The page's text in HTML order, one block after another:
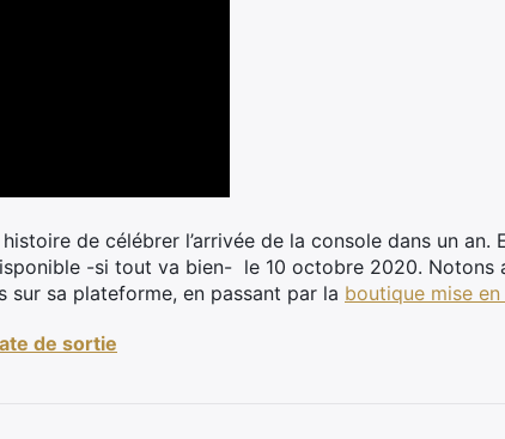
de célébrer l’arrivée de la console dans un an.
-si tout va bien- le 10 octobre 2020. Notons
sur sa plateforme, en passant par la boutique mise
de sortie